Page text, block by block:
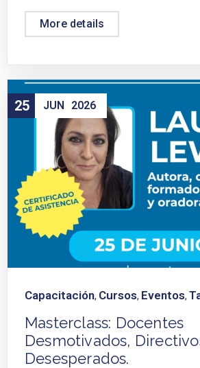
More details
25 JUN 2026
Capacitación, Cursos, Eventos,
Masterclass: Docentes
Desmotivados,
Desesperados.